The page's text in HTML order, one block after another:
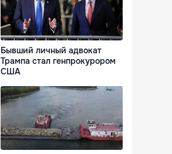
Бывший личный адвокат
Трампа стал генпрокурором
США